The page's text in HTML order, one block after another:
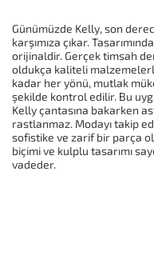
Günümüzde Kelly, son
karşımıza çıkar.
orijinaldir. Gerçek timsah
oldukça kaliteli
kadar her yönü, mutlak
şekilde kontrol edilir. Bu
Kelly çantasına bakarken
rastlanmaz. Modayı takip
sofistike ve zarif bir parça
biçimi ve kulplu tasarımı
vadeder.